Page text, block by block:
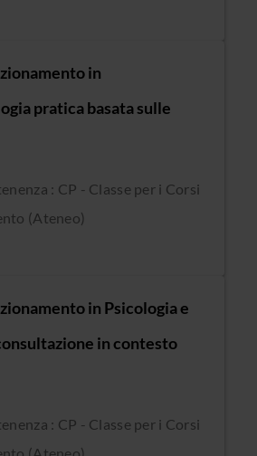
in
pratica basata sulle
: CP - Classe per i Corsi
(Ateneo)
in Psicologia e
in contesto
: CP - Classe per i Corsi